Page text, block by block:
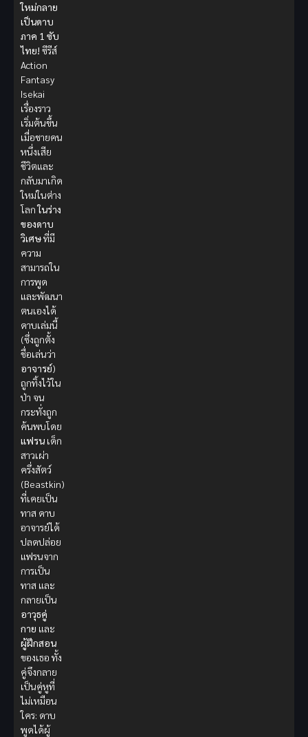
ใหม่กลาย
เป็นดาบ
ภาค 1 ซับ
ไทย! ซีรีส์
Action
Fantasy
Isekai
เรื่องราว
เริ่มต้นขึ้น
เมื่อชายคน
หนึ่งเสีย
ชีวิตและ
กลับมาเกิด
ใหม่ในต่าง
โลกในร่าง
ของดาบ
วิเศษที่มี
ความ
สามารถใน
การพูด
และพัฒนา
ตนเองได้
ดาบเล่มนี้
(ซึ่งถูกตั้ง
ชื่อเล่นว่า
อาจารย์)
ถูกทิ้งไว้ใน
ป่า จน
กระทั่งถูก
ค้นพบโดย
แฟรน เด็ก
สาวเผ่า
ครึ่งสัตว์
(Beastkin)
ที่เคยเป็น
ทาส ดาบ
อาจารย์ได้
ปลดปล่อย
แฟรนจาก
การเป็น
ทาส และ
กลายเป็น
อาวุธคู่
กาย และ
ผู้ฝึกสอน
ของเธอ ทั้ง
คู่จึงกลาย
เป็นคู่หูที่
ไม่เหมือน
ใคร: ดาบ
พูดได้ผู้